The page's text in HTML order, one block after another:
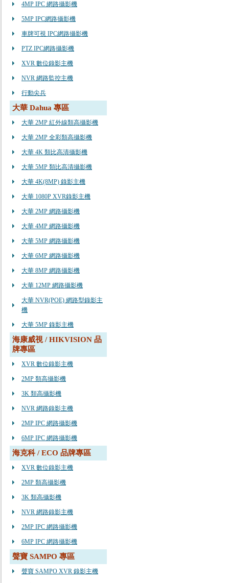
4MP IPC 網路攝影機
5MP IPC網路攝影機
車牌可視 IPC網路攝影機
PTZ IPC網路攝影機
XVR 數位錄影主機
NVR 網路監控主機
行動尖兵
大華 Dahua 專區
大華 2MP 紅外線類高攝影機
大華 2MP 全彩類高攝影機
大華 4K 類比高清攝影機
大華 5MP 類比高清攝影機
大華 4K(8MP) 錄影主機
大華 1080P XVR錄影主機
大華 2MP 網路攝影機
大華 4MP 網路攝影機
大華 5MP 網路攝影機
大華 6MP 網路攝影機
大華 8MP 網路攝影機
大華 12MP 網路攝影機
大華 NVR(POE) 網路型錄影主
機
大華 5MP 錄影主機
海康威視 / HIKVISION 品
牌專區
XVR 數位錄影主機
2MP 類高攝影機
3K 類高攝影機
NVR 網路錄影主機
2MP IPC 網路攝影機
6MP IPC 網路攝影機
海克科 / ECO 品牌專區
XVR 數位錄影主機
2MP 類高攝影機
3K 類高攝影機
NVR 網路錄影主機
2MP IPC 網路攝影機
6MP IPC 網路攝影機
聲寶 SAMPO 專區
聲寶 SAMPO XVR 錄影主機